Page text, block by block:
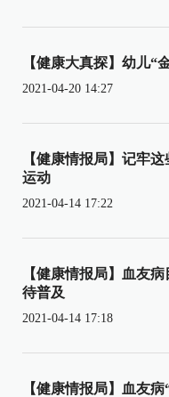
【健康大真探】幼儿“
2021-04-20 14:27
【健康情报局】记牢
运动
2021-04-14 17:22
【健康情报局】血友
待普及
2021-04-14 17:18
【健康情报局】血友